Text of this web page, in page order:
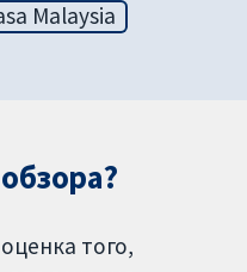
Malaysia
того,